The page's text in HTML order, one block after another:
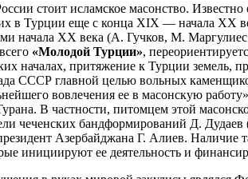
стоит исламское масонство.
в Турции еще с конца XIX — начала XX
начала XX века (А. Гучков, М.
«Молодой Турции»,
началах, притяжение к Турции
СССР главной целью вольных
вовлечения ее в масонскую
В частности, питомцем этой
чеченских бандформирований Д.
Азербайджана Г. Алиев. Наличие
инициируют ее деятельность и